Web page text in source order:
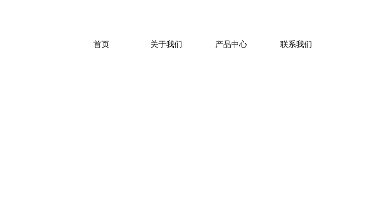
首页 关于我们 产品中心 联系我们